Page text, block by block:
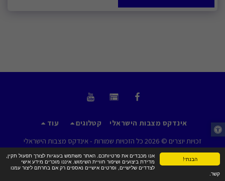
הבנתי!
אנו מכבדים את פרטיותכם. האתר משתמש בעוגיות לצורך תפעול תקין,
מדידת ביצועים ושיפור חוויית השימוש. איננו מוכרים מידע אישי
לצדדים שלישיים, ופרטים אישיים נאספים רק אם בחרתם ליצור עמנו
קשר.
אינדקס מצבות הישראלי קטלוגים
עוד
זכויות יוצרים © 2026 כל הזכויות שמורות -
אינדקס מצבות הישראלי
תנאי שימוש|פרטיות|נגישות